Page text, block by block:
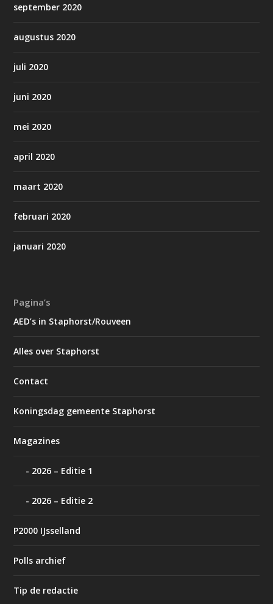
september 2020
augustus 2020
juli 2020
juni 2020
mei 2020
april 2020
maart 2020
februari 2020
januari 2020
Pagina’s
AED’s in Staphorst/Rouveen
Alles over Staphorst
Contact
Koningsdag gemeente Staphorst
Magazines
2026 – Editie 1
2026 – Editie 2
P2000 IJsselland
Polls archief
Tip de redactie